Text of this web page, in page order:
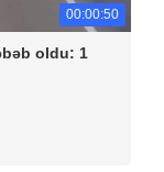
00:00:50
oldu: 1